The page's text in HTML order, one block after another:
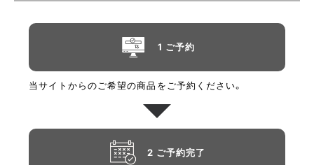
1 ご予約
当サイトからのご希望の商品をご予約ください。
2 ご予約完了